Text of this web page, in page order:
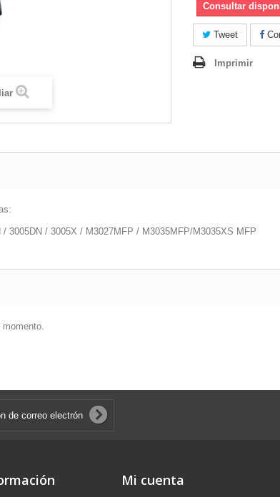
Consultar
Tweet
Imprimir
3005DN / 3005X / M3027MFP / M3035MFP/M3035XS MFP
Mi cuenta